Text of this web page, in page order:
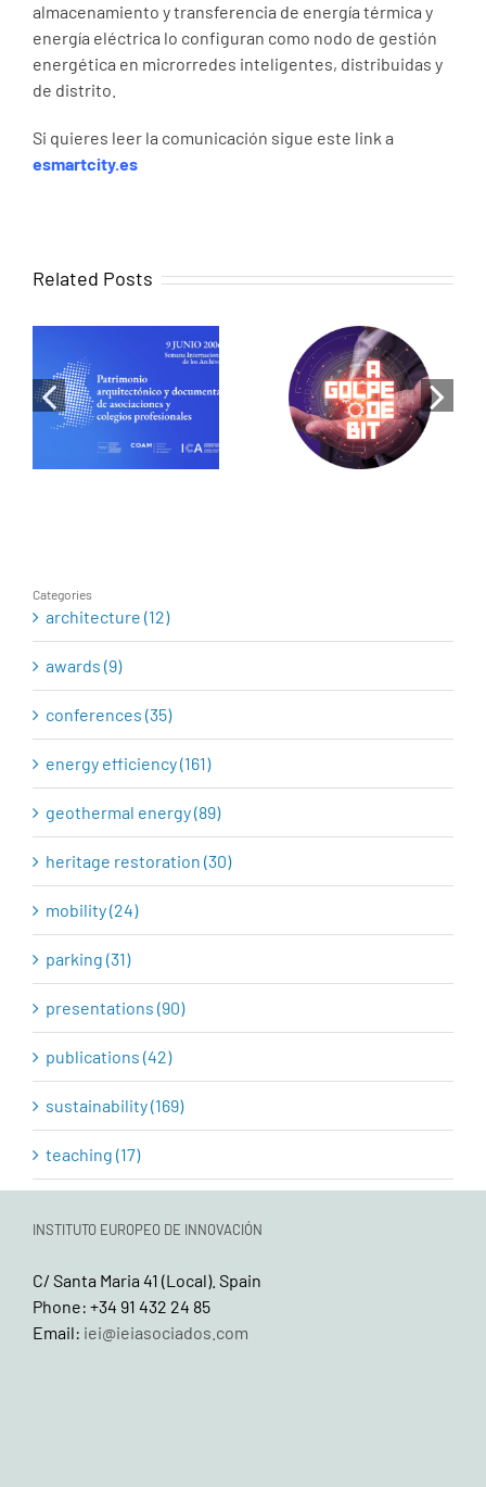
almacenamiento y transferencia de energía térmica y
energía eléctrica lo configuran como nodo de gestión
energética en microrredes inteligentes, distribuidas y
de distrito.
Si quieres leer la comunicación sigue este link a
esmartcity.es
Related Posts
When memory
becomes
Historical
research as a
tool for
Luis de Pereda
on RNE: Cities
that share
energy, the
revolution has
Categories
architecture (12)
awards (9)
conferences (35)
energy efficiency (161)
geothermal energy (89)
heritage restoration (30)
mobility (24)
parking (31)
presentations (90)
publications (42)
sustainability (169)
teaching (17)
INSTITUTO EUROPEO DE INNOVACIÓN
C/ Santa Maria 41 (Local). Spain
Phone: +34 91 432 24 85
Email: iei@ieiasociados.com